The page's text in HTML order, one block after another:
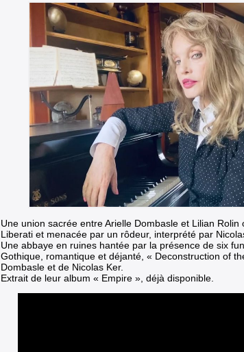
Une union sacrée entre Arielle Dombasle et Lilian
Liberati et menacée par un rôdeur, interprété par
Une abbaye en ruines hantée par la présence de six
Gothique, romantique et déjanté, « Deconstruction of
Dombasle et de Nicolas Ker.
Extrait de leur album « Empire », déjà disponible.